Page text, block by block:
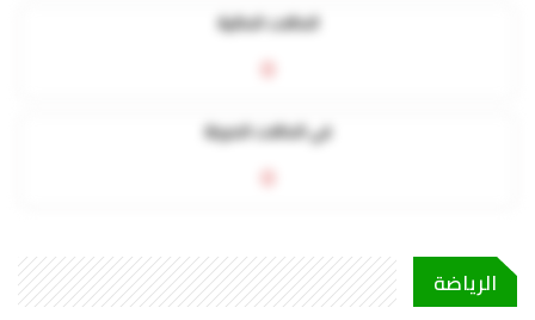
الحالات الحالية
في الحالات الحرجة
الرياضة